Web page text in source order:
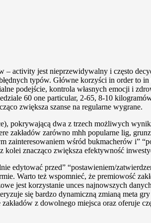
activity jest nieprzewidywalny i często
typów. Główne korzyści in order to
podejście, kontrola własnych emocji i
60 one particular, 2-65, 8-10
zwiększa szanse na regularne wygrane.
pokrywającą dwa z trzech możliwych
zakładów zarówno mhh popularne lig,
zainteresowaniem wśród bukmacherów i”
kolei znacząco zwiększa efektywność
przed” “postawieniem/
Warto też wspomnieć, że premiowość
jest korzystanie unces najnowszych
się bardzo dynamiczną zmianą meta
z dowolnego miejsca oraz oferuje